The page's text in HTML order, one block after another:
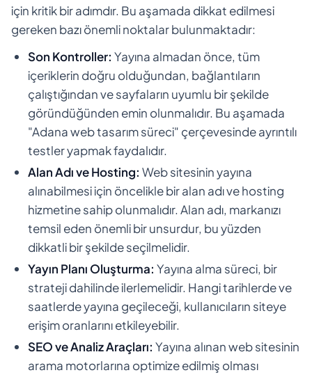
için kritik bir adımdır. Bu aşamada dikkat edilmesi
gereken bazı önemli noktalar bulunmaktadır:
Son Kontroller: Yayına almadan önce, tüm
içeriklerin doğru olduğundan, bağlantıların
çalıştığından ve sayfaların uyumlu bir şekilde
göründüğünden emin olunmalıdır. Bu aşamada
"Adana web tasarım süreci" çerçevesinde ayrıntılı
testler yapmak faydalıdır.
Alan Adı ve Hosting: Web sitesinin yayına
alınabilmesi için öncelikle bir alan adı ve hosting
hizmetine sahip olunmalıdır. Alan adı, markanızı
temsil eden önemli bir unsurdur, bu yüzden
dikkatli bir şekilde seçilmelidir.
Yayın Planı Oluşturma: Yayına alma süreci, bir
strateji dahilinde ilerlemelidir. Hangi tarihlerde ve
saatlerde yayına geçileceği, kullanıcıların siteye
erişim oranlarını etkileyebilir.
SEO ve Analiz Araçları: Yayına alınan web sitesinin
arama motorlarına optimize edilmiş olması